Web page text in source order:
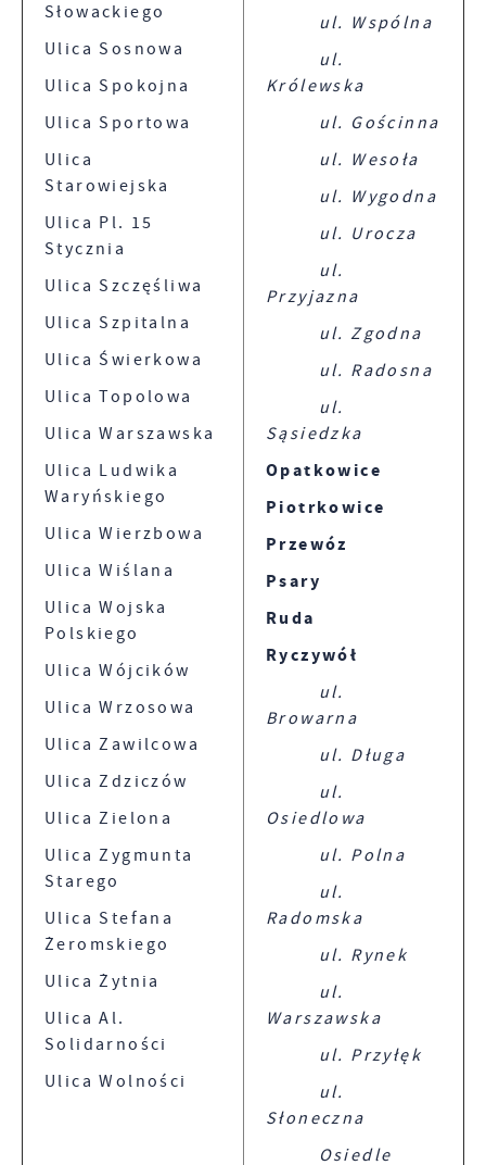
Słowackiego
Ulica Sosnowa
Ulica Spokojna
Ulica Sportowa
Ulica
Starowiejska
Ulica Pl. 15
Stycznia
Ulica Szczęśliwa
Ulica Szpitalna
Ulica Świerkowa
Ulica Topolowa
Ulica Warszawska
Ulica Ludwika
Waryńskiego
Ulica Wierzbowa
Ulica Wiślana
Ulica Wojska
Polskiego
Ulica Wójcików
Ulica Wrzosowa
Ulica Zawilcowa
Ulica Zdziczów
Ulica Zielona
Ulica Zygmunta
Starego
Ulica Stefana
Żeromskiego
Ulica Żytnia
Ulica Al.
Solidarności
Ulica Wolności
ul. Wspólna
ul.
Królewska
ul. Gościnna
ul. Wesoła
ul. Wygodna
ul. Urocza
ul.
Przyjazna
ul. Zgodna
ul. Radosna
ul.
Sąsiedzka
Opatkowice
Piotrkowice
Przewóz
Psary
Ruda
Ryczywół
ul.
Browarna
ul. Długa
ul.
Osiedlowa
ul. Polna
ul.
Radomska
ul. Rynek
ul.
Warszawska
ul. Przyłęk
ul.
Słoneczna
Osiedle